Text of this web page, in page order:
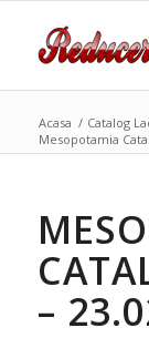
Acasa / Catalog
Mesopotamia
–